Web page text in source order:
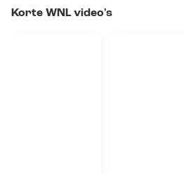
Korte WNL video's